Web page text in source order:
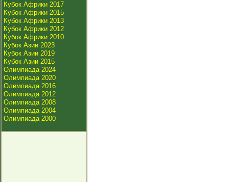
Кубок Африки 2017
Кубок Африки 2015
Кубок Африки 2013
Кубок Африки 2012
Кубок Африки 2010
Кубок Азии 2023
Кубок Азии 2019
Кубок Азии 2015
Олимпиада 2024
Олимпиада 2020
Олимпиада 2016
Олимпиада 2012
Олимпиада 2008
Олимпиада 2004
Олимпиада 2000